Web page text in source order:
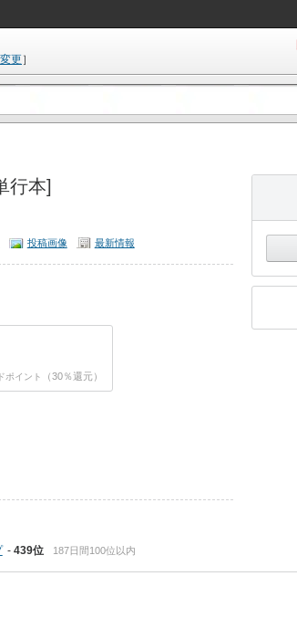
変更］
行本]
投稿画像 最新情報
ポイント （30％還元）
439位 187日間100位以内